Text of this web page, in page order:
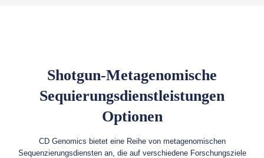
Shotgun-Metagenomische
Sequierungsdienstleistungen
Optionen
CD Genomics bietet eine Reihe von metagenomischen
Sequenzierungsdiensten an, die auf verschiedene Forschungsziele